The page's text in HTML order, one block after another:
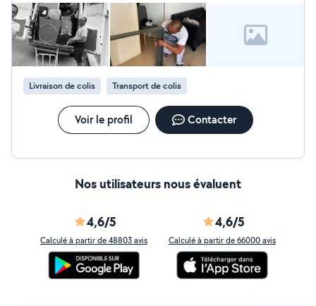
Livraison de colis Transport de colis
Voir le profil Contacter
Nos utilisateurs nous évaluent
4,6/5
Calculé à partir de 48803 avis
4,6/5
Calculé à partir de 66000 avis